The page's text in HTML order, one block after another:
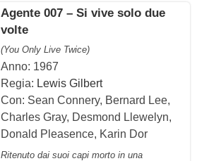
Agente 007 – Si vive solo due
volte
(You Only Live Twice)
Anno: 1967
Regia: Lewis Gilbert
Con: Sean Connery, Bernard Lee,
Charles Gray, Desmond Llewelyn,
Donald Pleasence, Karin Dor
Ritenuto dai suoi capi morto in una